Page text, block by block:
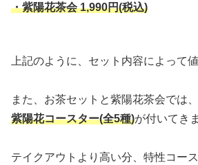
・紫陽花茶会 1,990円(税込)
上記のように、セット内容によって
また、お茶セットと紫陽花茶会では、
紫陽花コースター(全5種)が付いてき
テイクアウトより高い分、特性コー